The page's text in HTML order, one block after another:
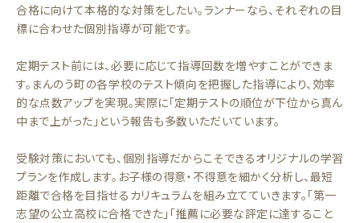
合格に向けて本格的な対策をしたい。ランナーなら、それぞれの目
標に合わせた個別指導が可能です。
定期テスト前には、必要に応じて指導回数を増やすことができま
す。まんのう町の各学校のテスト傾向を把握した指導により、効率
的な点数アップを実現。実際に「定期テストの順位が下位から真ん
中まで上がった」という報告も多数いただいています。
受験対策においても、個別指導だからこそできるオリジナルの学習
プランを作成します。お子様の得意・不得意を細かく分析し、最短
距離で合格を目指せるカリキュラムを組み立てていきます。「第一
志望の公立高校に合格できた」「推薦に必要な評定に達すること